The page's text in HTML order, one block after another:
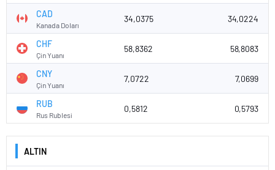
CAD
Kanada Doları
34,0375 34,0224
CHF
Çin Yuanı
58,8362 58,8083
CNY
Çin Yuanı
7,0722 7,0699
RUB
Rus Rublesi
0,5812 0,5793
ALTIN